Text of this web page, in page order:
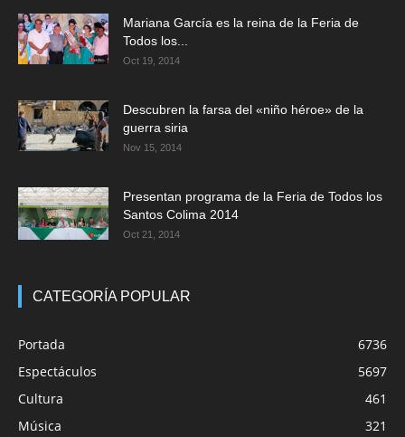
Mariana García es la reina de la Feria de
Todos los...
Oct 19, 2014
Descubren la farsa del «niño héroe» de la
guerra siria
Nov 15, 2014
Presentan programa de la Feria de Todos los
Santos Colima 2014
Oct 21, 2014
CATEGORÍA POPULAR
Portada
6736
Espectáculos
5697
Cultura
461
Música
321